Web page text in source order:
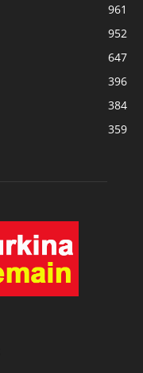
961
952
647
396
384
359